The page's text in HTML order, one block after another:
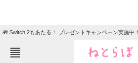
🎁 Switch 2もあたる！ プレゼントキャンペーン実施中！